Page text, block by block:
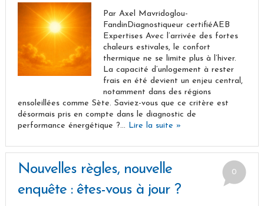
Par Axel Mavridoglou-
FandinDiagnostiqueur certifiéAEB
Expertises Avec l’arrivée des fortes
chaleurs estivales, le confort
thermique ne se limite plus à l’hiver.
La capacité d’unlogement à rester
frais en été devient un enjeu central,
notamment dans des régions
ensoleillées comme Sète. Saviez-vous que ce critère est
désormais pris en compte dans le diagnostic de
performance énergétique ?… Lire la suite »
0
Nouvelles règles, nouvelle
enquête : êtes-vous à jour ?